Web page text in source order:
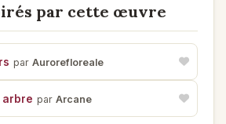
ce dernier !
des arbres,
publicités !
de marbre
de Lucienne
par cette œuvre
par Aurorefloreale
arbre par Arcane